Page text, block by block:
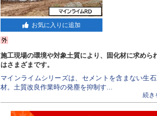
お気に入りに追加
施工現場の環境や対象土質により、固化材に求めら
はさまざまです。
マインライムシリーズは、セメントを含まない生
材。土質改良作業時の発塵を抑制す...
続き